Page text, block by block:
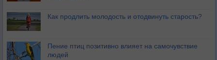
Как продлить молодость и отодвинуть старость?
Пение птиц позитивно влияет на самочувствие
людей